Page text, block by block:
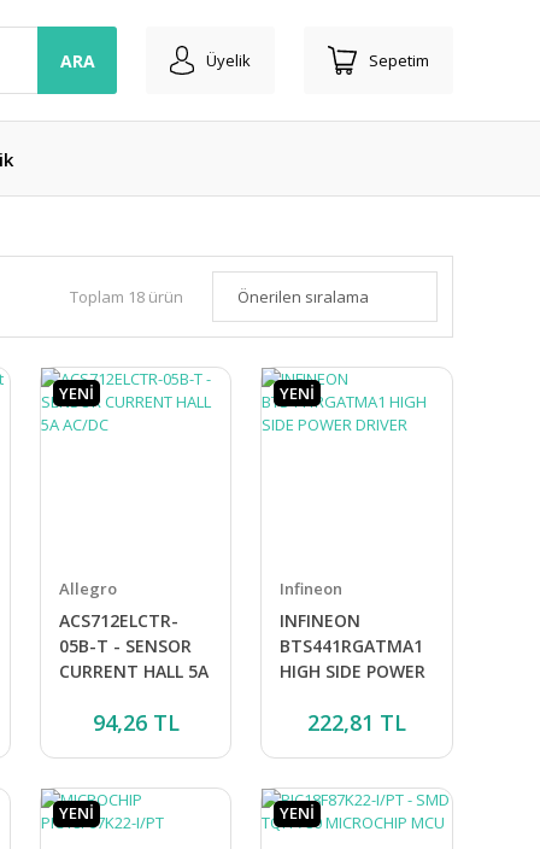
ARA Üyelik Sepetim
Toplam 18 ürün
YENİ
Allegro
ACS712ELCTR-
05B-T - SENSOR
CURRENT HALL 5A
94,26 TL
YENİ
Infineon
INFINEON
BTS441RGATMA1
HIGH SIDE POWER
222,81 TL
YENİ YENİ